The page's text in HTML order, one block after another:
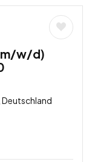
w/d)
Deutschland